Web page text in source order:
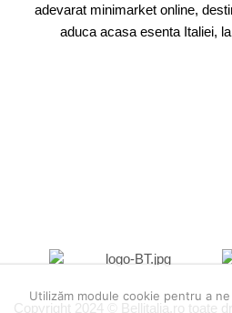
adevarat minimarket online,
aduca acasa esenta Italiei,
Copyright 2024 © Bellitalia.ro toate
Utilizăm module cookie pentru a